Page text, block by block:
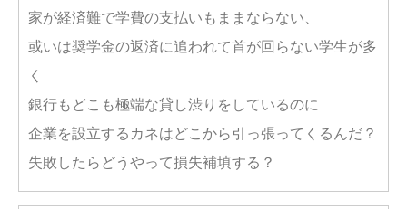
家が経済難で学費の支払いもままならない、
或いは奨学金の返済に追われて首が回らない学生が多
く
銀行もどこも極端な貸し渋りをしているのに
企業を設立するカネはどこから引っ張ってくるんだ？
失敗したらどうやって損失補填する？